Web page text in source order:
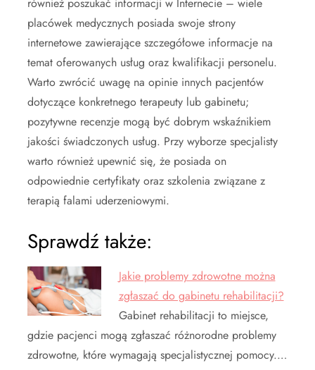
również poszukać informacji w Internecie – wiele
placówek medycznych posiada swoje strony
internetowe zawierające szczegółowe informacje na
temat oferowanych usług oraz kwalifikacji personelu.
Warto zwrócić uwagę na opinie innych pacjentów
dotyczące konkretnego terapeuty lub gabinetu;
pozytywne recenzje mogą być dobrym wskaźnikiem
jakości świadczonych usług. Przy wyborze specjalisty
warto również upewnić się, że posiada on
odpowiednie certyfikaty oraz szkolenia związane z
terapią falami uderzeniowymi.
Sprawdź także:
Jakie problemy zdrowotne można
zgłaszać do gabinetu rehabilitacji?
Gabinet rehabilitacji to miejsce,
gdzie pacjenci mogą zgłaszać różnorodne problemy
zdrowotne, które wymagają specjalistycznej pomocy.…